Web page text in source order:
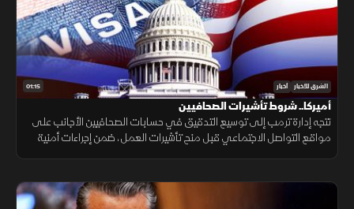
01:15 الشرق للأخبار أخبار
أميركا.. شروط تأشيرات الصحافيين
تتجه إدارة ترمب إلى توسيع التدقيق في حسابات الصحافيين الأجانب على
مواقع التواصل الاجتماعي قبل منح تأشيرات العمل، ضمن إجراءات أمنية